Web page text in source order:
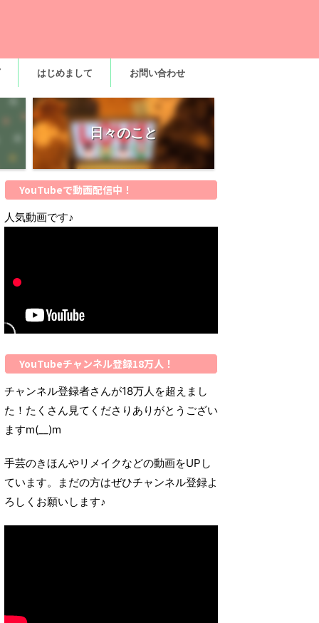
はじめまして お問い合わせ
日々のこと
YouTubeで動画配信中！
人気動画です♪
YouTubeチャンネル登録18万人！
チャンネル登録者さんが18万人を超えまし
た！たくさん見てくださりありがとうござい
ますm(__)m
手芸のきほんやリメイクなどの動画をUPし
ています。まだの方はぜひチャンネル登録よ
ろしくお願いします♪